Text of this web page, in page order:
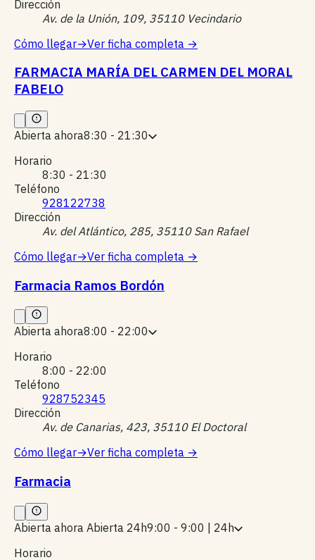
Dirección
Av. de la Unión, 109, 35110 Vecindario
Cómo llegar→Ver ficha completa →
FARMACIA MARÍA DEL CARMEN DEL MORAL
FABELO
Abierta ahora8:30 - 21:30
Horario
8:30 - 21:30
Teléfono
928122738
Dirección
Av. del Atlántico, 285, 35110 San Rafael
Cómo llegar→Ver ficha completa →
Farmacia Ramos Bordón
Abierta ahora8:00 - 22:00
Horario
8:00 - 22:00
Teléfono
928752345
Dirección
Av. de Canarias, 423, 35110 El Doctoral
Cómo llegar→Ver ficha completa →
Farmacia
Abierta ahora Abierta 24h9:00 - 9:00 | 24h
Horario